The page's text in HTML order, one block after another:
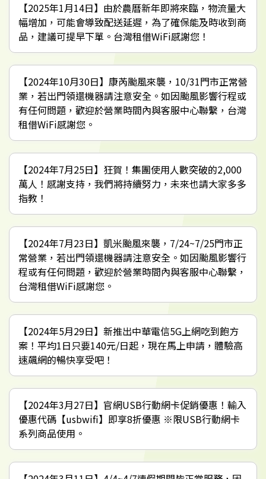
【2025年1月14日】由於農曆新年即將來臨，物流量大
幅增加，可能會導致配送延遲，為了確保能及時收到商
品，建議可提早下單。台灣租借WiFi感謝您！
【2024年10月30日】康芮颱風來襲，10/31門市正常營
業，若出門領還機器請注意安全。如因颱風影響行程或
有任何問題，歡迎於營業時間內與客服中心聯繫，台灣
租借WiFi感謝您。
【2024年7月25日】狂賀！集團使用人數突破的2,000
萬人！感謝支持，我們將持續努力，未來也請大家多多
指教！
【2024年7月23日】凱米颱風來襲，7/24~7/25門市正
常營業，若出門領還機器請注意安全。如因颱風影響行
程或有任何問題，歡迎於營業時間內與客服中心聯繫，
台灣租借WiFi感謝您。
【2024年5月29日】新推出中華電信5G上網吃到飽方
案！平均1日只要140元/日起，現在馬上申請，體驗高
速飆網的暢快享受吧！
【2024年3月27日】官網USB行動網卡促銷優惠！輸入
優惠代碼【usbwifi】即享8折優惠 ※限USB行動網卡
系列商品使用。